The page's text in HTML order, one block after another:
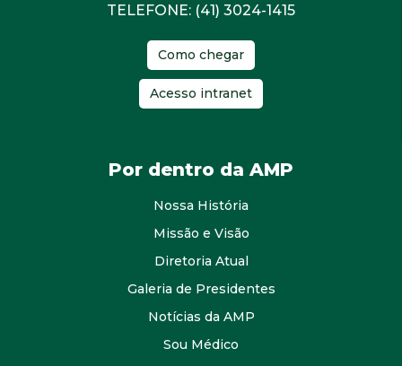
TELEFONE: (41) 3024-1415
Como chegar
Acesso intranet
Por dentro da AMP
Nossa História
Missão e Visão
Diretoria Atual
Galeria de Presidentes
Notícias da AMP
Sou Médico